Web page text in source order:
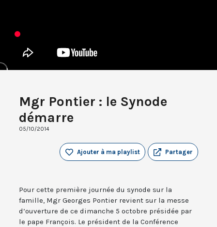
Mgr Pontier : le Synode
démarre
05/10/2014
Partager
Ajouter à ma playlist
Pour cette première journée du synode sur la
famille, Mgr Georges Pontier revient sur la messe
d’ouverture de ce dimanche 5 octobre présidée par
le pape François. Le président de la Conférence